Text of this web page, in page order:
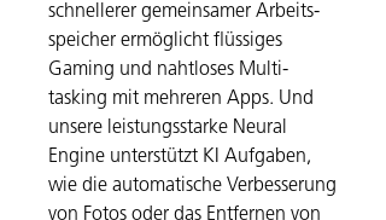
schnel­lerer gemein­samer Arbeits­
speicher ermög­licht flüssiges
Gaming und naht­loses Multi­
tasking mit mehreren Apps. Und
unsere leistungs­starke Neural
Engine unter­stützt KI Auf­gaben,
wie die auto­ma­tische Verbesserung
von Fotos oder das Entfernen von